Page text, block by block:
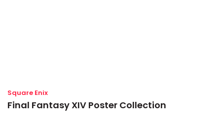
Square Enix
Final Fantasy XIV Poster Collection